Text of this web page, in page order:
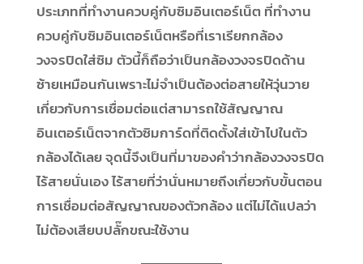
ประเภทที่ทำงานควบคู่กับซิมอินเตอร์เน็ต ที่ทำงาน
ควบคู่กับซิมอินเตอร์เน็ตหรือที่เราเรียกกล้อง
วงจรปิดใส่ซิม ตัวนี้ก็ถือว่าเป็นกล้องวงจรปิดด้าน
ซ้ายเหมือนกันเพราะไม่จำเป็นต้องต่อสายให้วุ่นวาย
เกี่ยวกับการเชื่อมต่อแต่สามารถใช้สัญญาณ
อินเตอร์เน็ตจากตัวซิมการ์ดที่ติดตั้งใส่เข้าไปในตัว
กล้องได้เลย จุดนี้จึงเป็นที่มาของคำว่ากล้องวงจรปิด
ไร้สายนั่นเอง ไร้สายที่ว่านั่นหมายถึงเกี่ยวกับขั้นตอน
การเชื่อมต่อสัญญาณของตัวกล้อง แต่ไม่ได้แปลว่า
ไม่ต้องเสียบปลั๊กขณะใช้งาน